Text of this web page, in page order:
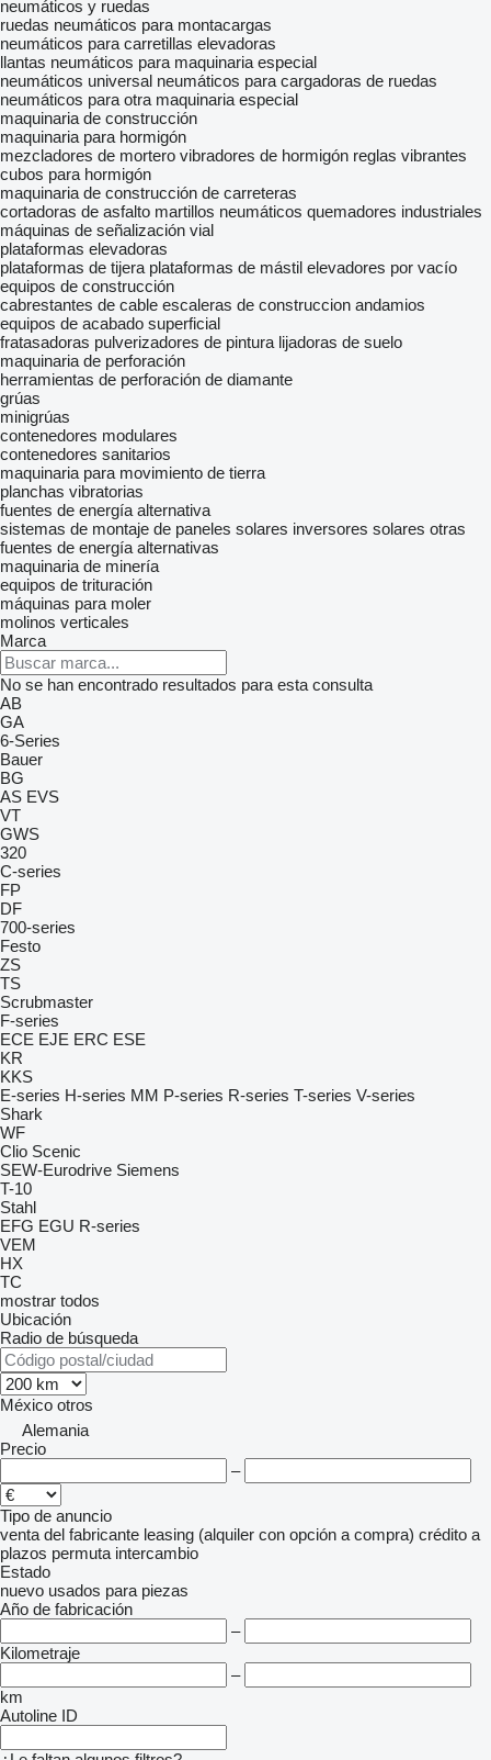
neumáticos y ruedas
ruedas neumáticos para montacargas
neumáticos para carretillas elevadoras
llantas neumáticos para maquinaria especial
neumáticos universal neumáticos para cargadoras de ruedas
neumáticos para otra maquinaria especial
maquinaria de construcción
maquinaria para hormigón
mezcladores de mortero vibradores de hormigón reglas vibrantes
cubos para hormigón
maquinaria de construcción de carreteras
cortadoras de asfalto martillos neumáticos quemadores industriales
máquinas de señalización vial
plataformas elevadoras
plataformas de tijera plataformas de mástil elevadores por vacío
equipos de construcción
cabrestantes de cable escaleras de construccion andamios
equipos de acabado superficial
fratasadoras pulverizadores de pintura lijadoras de suelo
maquinaria de perforación
herramientas de perforación de diamante
grúas
minigrúas
contenedores modulares
contenedores sanitarios
maquinaria para movimiento de tierra
planchas vibratorias
fuentes de energía alternativa
sistemas de montaje de paneles solares inversores solares otras
fuentes de energía alternativas
maquinaria de minería
equipos de trituración
máquinas para moler
molinos verticales
Marca
No se han encontrado resultados para esta consulta
AB
GA
6-Series
Bauer
BG
AS EVS
VT
GWS
320
C-series
FP
DF
700-series
Festo
ZS
TS
Scrubmaster
F-series
ECE EJE ERC ESE
KR
KKS
E-series H-series MM P-series R-series T-series V-series
Shark
WF
Clio Scenic
SEW-Eurodrive Siemens
T-10
Stahl
EFG EGU R-series
VEM
HX
TC
mostrar todos
Ubicación
Radio de búsqueda
México otros
Alemania
Precio
–
Tipo de anuncio
venta del fabricante leasing (alquiler con opción a compra) crédito a
plazos permuta intercambio
Estado
nuevo usados para piezas
Año de fabricación
–
Kilometraje
–
km
Autoline ID